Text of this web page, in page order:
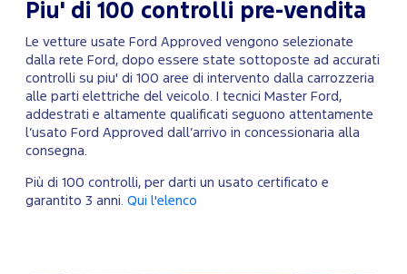
Piu' di 100 controlli pre-vendita
Le vetture usate Ford Approved vengono selezionate
dalla rete Ford, dopo essere state sottoposte ad accurati
controlli su piu' di 100 aree di intervento dalla carrozzeria
alle parti elettriche del veicolo. I tecnici Master Ford,
addestrati e altamente qualificati seguono attentamente
l’usato Ford Approved dall’arrivo in concessionaria alla
consegna.
Più di 100 controlli, per darti un usato certificato e
garantito 3 anni. Qui l'elenco